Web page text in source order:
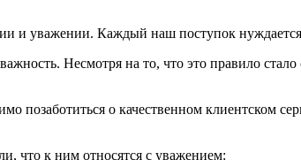
и уважении. Каждый наш поступок
Несмотря на то, что это правило
позаботиться о качественном клиентском
что к ним относятся с уважением: